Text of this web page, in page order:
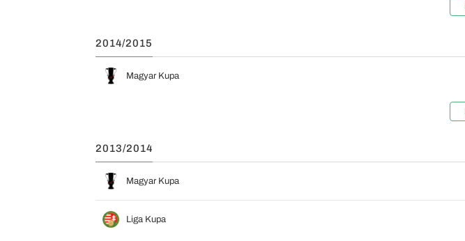
2014/2015
Magyar Kupa
2013/2014
Magyar Kupa
Liga Kupa